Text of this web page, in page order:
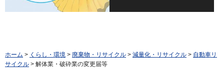
ホーム > くらし・環境 > 廃棄物・リサイクル > 減量化・リサイクル > 自動車リ
サイクル > 解体業・破砕業の変更届等